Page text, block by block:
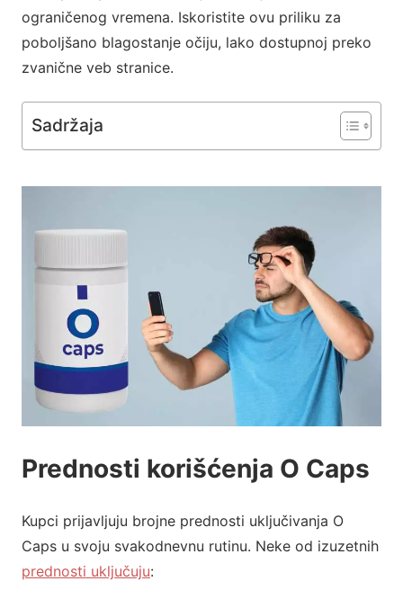
ograničenog vremena. Iskoristite ovu priliku za
poboljšano blagostanje očiju, lako dostupnoj preko
zvanične veb stranice.
Sadržaja
Prednosti korišćenja O Caps
Kupci prijavljuju brojne prednosti uključivanja O
Caps u svoju svakodnevnu rutinu. Neke od izuzetnih
prednosti uključuju: